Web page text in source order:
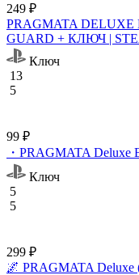
249 ₽
PRAGMATA
GUARD + КЛЮЧ |
Ключ
13
5
99 ₽
・PRAGMATA
Ключ
5
5
299 ₽
🌌 PRAGMATA Deluxe